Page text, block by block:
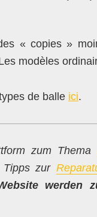
« copies »
modèles
de balle ici.
zum Thema
Tipps zur
werden